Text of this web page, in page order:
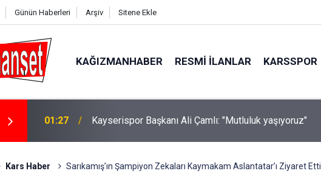
Günün Haberleri Arşiv Sitene Ekle
KAĞIZMANHABER RESMI İLANLAR KARSSPOR
01:19 Kayserispor gurbetçi Mert Göckan ile anlaştı
Kars Haber Sarıkamış’ın Şampiyon Zekaları Kaymakam Aslantatar’ı Ziyaret Etti